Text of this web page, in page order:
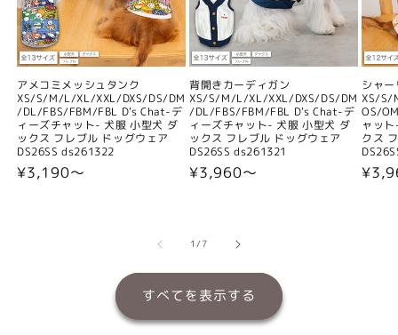
アメコミメッシュタンク
XS/S/M/L/XL/XXL/DXS/DS/DM
/DL/FBS/FBM/FBL D's Chat-デ
ィーズチャット- 犬服 小型犬 ダ
ックス フレブル ドッグウェア
DS26SS ds261322
通
¥3,190〜
背開きカーディガン
XS/S/M/L/XL/XXL/DXS/DS/DM
/DL/FBS/FBM/FBL D's Chat-デ
ィーズチャット- 犬服 小型犬 ダ
ックス フレブル ドッグウェア
DS26SS ds261321
通
¥3,960〜
シャ
XS/
OS/
ャッ
クス
通
1/の
7
すべてを表示する